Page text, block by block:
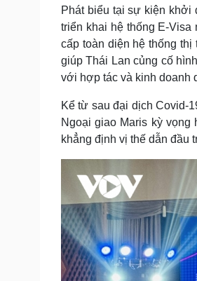
Phát biểu tại sự kiện khởi
triển khai hệ thống E-
cấp toàn diện hệ thống
giúp Thái Lan củng cố
với hợp tác và kinh doanh
Kể từ sau đại dịch Covid-
Ngoại giao Maris kỳ vọng
khẳng định vị thế dẫn đầu